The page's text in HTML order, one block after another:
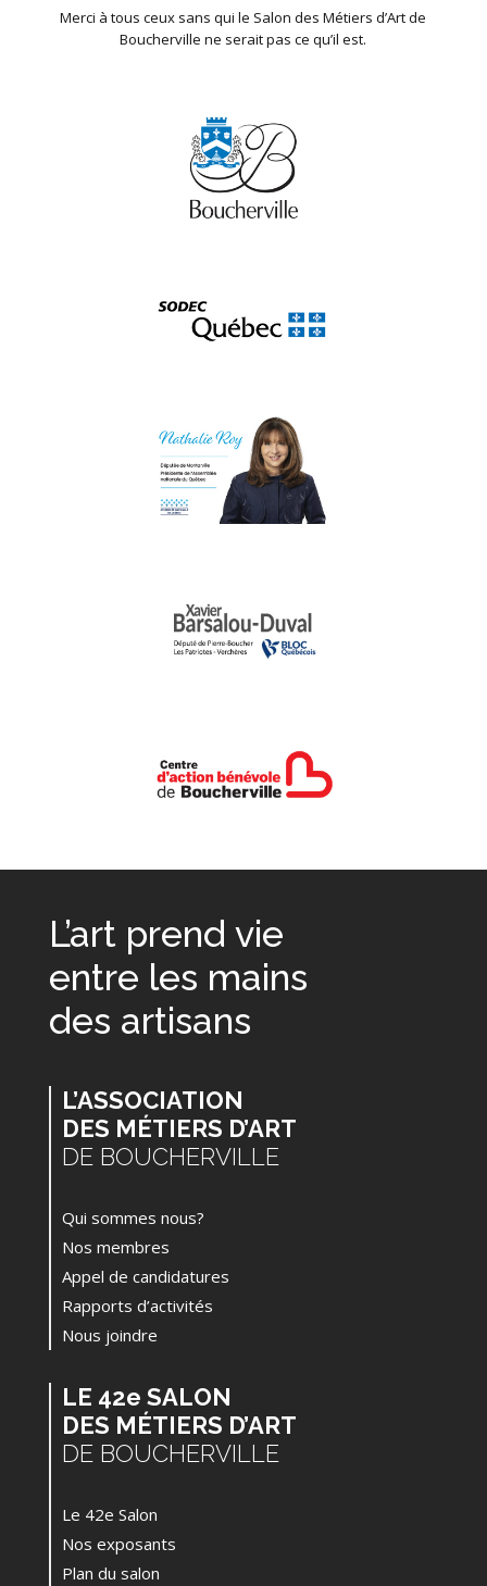
Merci à tous ceux sans qui le Salon des Métiers d’Art de
Boucherville ne serait pas ce qu’il est.
L’art prend vie
entre les mains
des artisans
L’ASSOCIATION
DES MÉTIERS D’ART
DE BOUCHERVILLE
Qui sommes nous?
Nos membres
Appel de candidatures
Rapports d’activités
Nous joindre
LE 42e SALON
DES MÉTIERS D’ART
DE BOUCHERVILLE
Le 42e Salon
Nos exposants
Plan du salon